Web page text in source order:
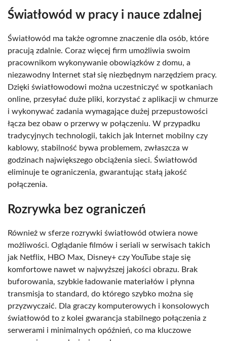
Światłowód w pracy i nauce zdalnej
Światłowód ma także ogromne znaczenie dla osób, które
pracują zdalnie. Coraz więcej firm umożliwia swoim
pracownikom wykonywanie obowiązków z domu, a
niezawodny Internet stał się niezbędnym narzędziem pracy.
Dzięki światłowodowi można uczestniczyć w spotkaniach
online, przesyłać duże pliki, korzystać z aplikacji w chmurze
i wykonywać zadania wymagające dużej przepustowości
łącza bez obaw o przerwy w połączeniu. W przypadku
tradycyjnych technologii, takich jak Internet mobilny czy
kablowy, stabilność bywa problemem, zwłaszcza w
godzinach największego obciążenia sieci. Światłowód
eliminuje te ograniczenia, gwarantując stałą jakość
połączenia.
Rozrywka bez ograniczeń
Również w sferze rozrywki światłowód otwiera nowe
możliwości. Oglądanie filmów i seriali w serwisach takich
jak Netflix, HBO Max, Disney+ czy YouTube staje się
komfortowe nawet w najwyższej jakości obrazu. Brak
buforowania, szybkie ładowanie materiałów i płynna
transmisja to standard, do którego szybko można się
przyzwyczaić. Dla graczy komputerowych i konsolowych
światłowód to z kolei gwarancja stabilnego połączenia z
serwerami i minimalnych opóźnień, co ma kluczowe